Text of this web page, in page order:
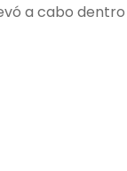
a cabo